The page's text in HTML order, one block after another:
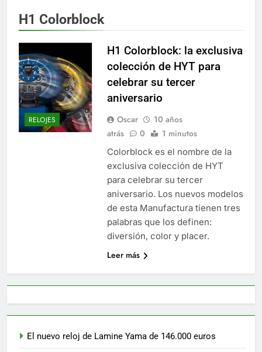
H1 Colorblock
RELOJES
H1 Colorblock: la exclusiva
colección de HYT para
celebrar su tercer
aniversario
Oscar
10 años
atrás
0 1 minutos
Colorblock es el nombre de la
exclusiva colección de HYT
para celebrar su tercer
aniversario. Los nuevos modelos
de esta Manufactura tienen tres
palabras que los definen:
diversión, color y placer.
Leer más
El nuevo reloj de Lamine Yama de 146.000 euros